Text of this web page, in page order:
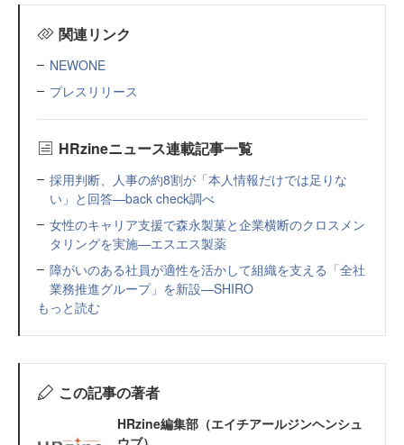
関連リンク
NEWONE
プレスリリース
HRzineニュース連載記事一覧
採用判断、人事の約8割が「本人情報だけでは足りな
い」と回答—back check調べ
女性のキャリア支援で森永製菓と企業横断のクロスメン
タリングを実施—エスエス製薬
障がいのある社員が適性を活かして組織を支える「全社
業務推進グループ」を新設—SHIRO
もっと読む
この記事の著者
HRzine編集部（エイチアールジンヘンシュ